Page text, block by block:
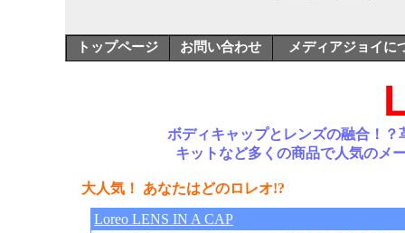
トップページ お問い合わせ メディアジョイに
ボディキャップとレンズの融合！
キットなど多くの商品で人気のメ
大人気！ あなたはどのロレオ!?
Loreo LENS IN A CAP